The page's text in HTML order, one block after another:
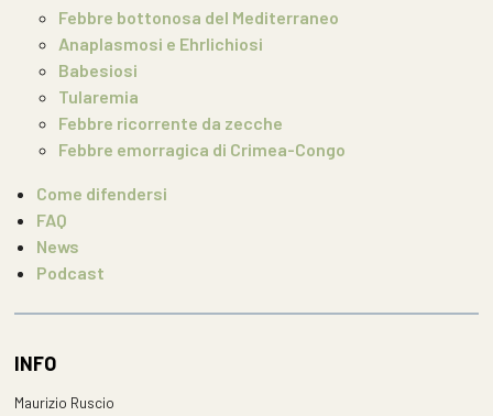
Febbre bottonosa del Mediterraneo
Anaplasmosi e Ehrlichiosi
Babesiosi
Tularemia
Febbre ricorrente da zecche
Febbre emorragica di Crimea-Congo
Come difendersi
FAQ
News
Podcast
INFO
Maurizio Ruscio